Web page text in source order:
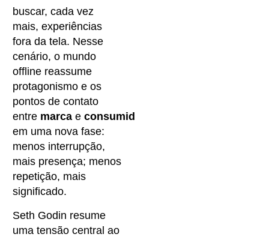
buscar, cada vez
mais, experiências
fora da tela. Nesse
cenário, o mundo
offline reassume
protagonismo e os
pontos de contato
entre marcae consumidor
em uma nova fase:
menos interrupção,
mais presença; menos
repetição, mais
significado.
Seth Godin resume
uma tensão central ao